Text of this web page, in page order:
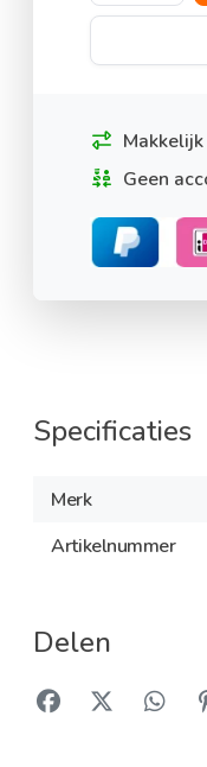
Geen
Specificaties
Merk
Artikelnummer
Delen